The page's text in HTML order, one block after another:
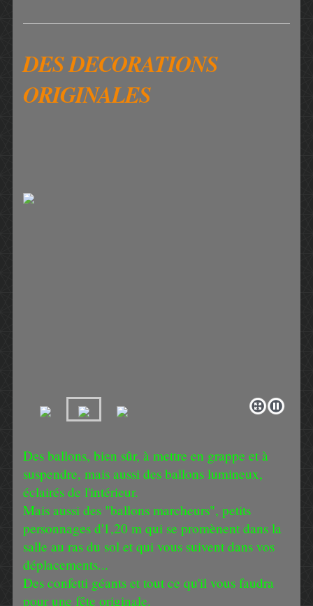
DES DECORATIONS
ORIGINALES
Des ballons, bien sûr, à mettre en grappe et à
suspendre, mais aussi des ballons lumineux,
éclairés de l'intérieur.
Mais aussi des "ballons marcheurs", petits
personnages d'1,20 m qui se promènent dans la
salle au ras du sol et qui vous suivent dans vos
déplacements...
Des confetti géants et tout ce qu'il vous faudra
pour une fête originale.